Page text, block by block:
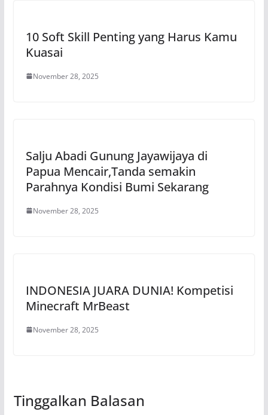
10 Soft Skill Penting yang Harus Kamu
Kuasai
November 28, 2025
Salju Abadi Gunung Jayawijaya di
Papua Mencair,Tanda semakin
Parahnya Kondisi Bumi Sekarang
November 28, 2025
INDONESIA JUARA DUNIA! Kompetisi
Minecraft MrBeast
November 28, 2025
Tinggalkan Balasan